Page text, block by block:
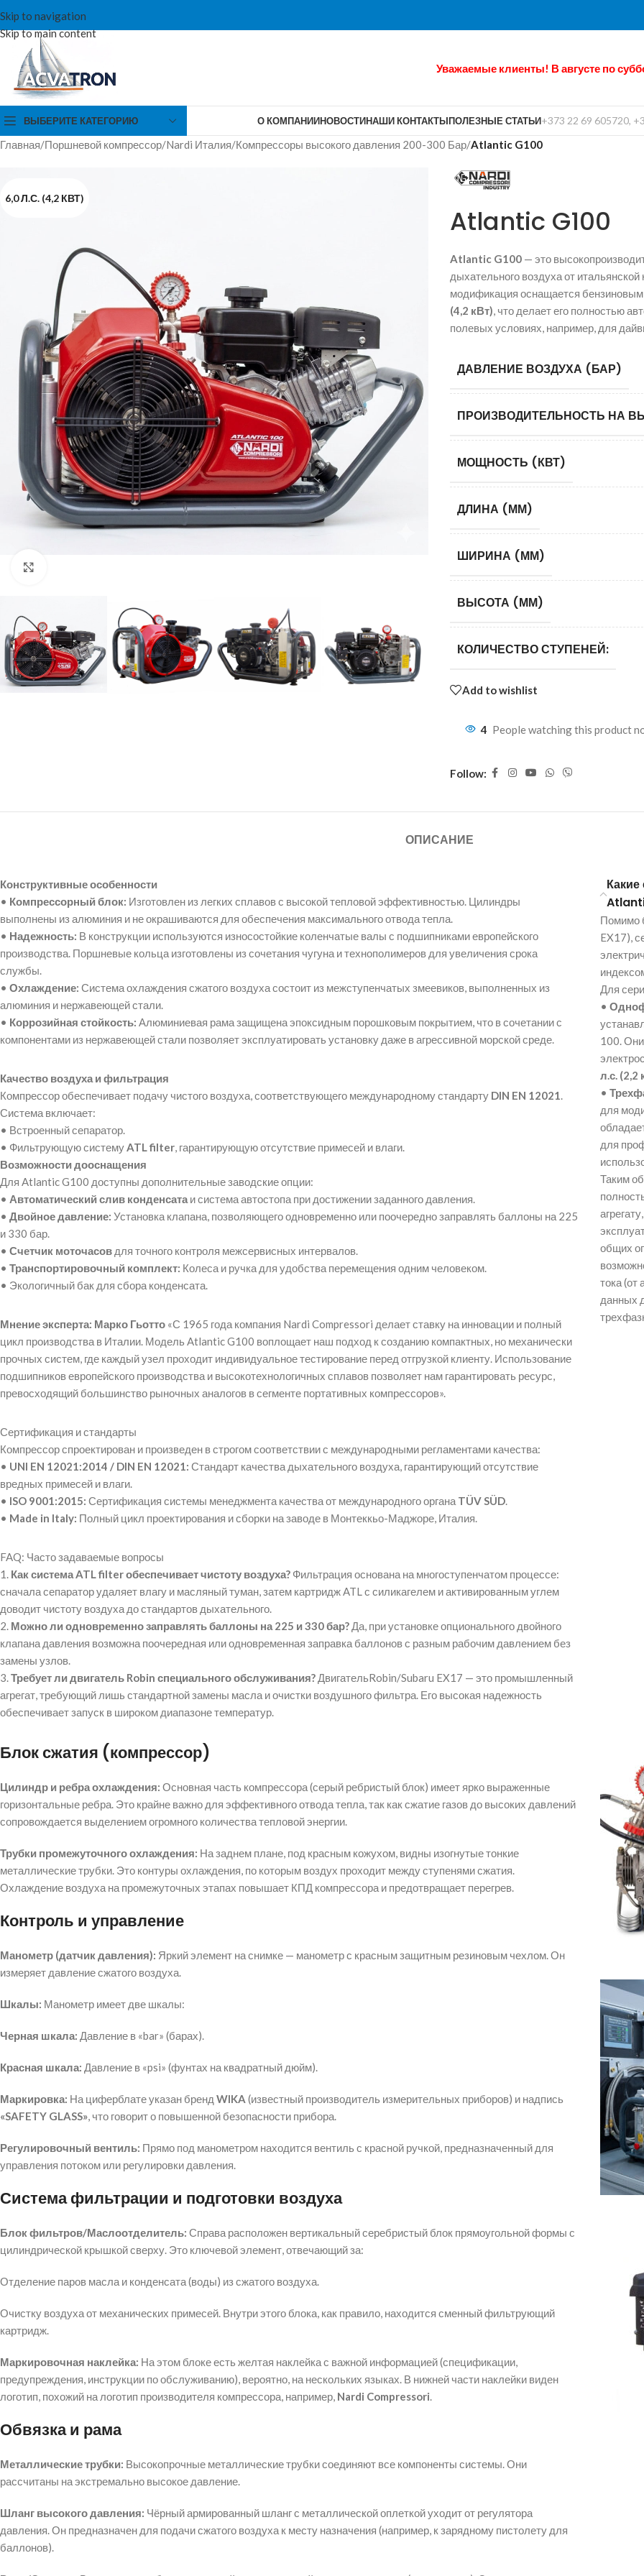
Skip to navigation
Skip to main content
Уважаемые клиенты! В августе по
ВЫБЕРИТЕ КАТЕГОРИЮ О КОМПАНИИНОВОСТИНАШИ КОНТАКТЫПОЛЕЗНЫЕ СТАТЬИ+373 22 69 605720,
Главная/Поршневой компрессор/Nardi Италия/Компрессоры высокого давления 200-300 Бар/Atlantic G100
6,0 Л.С. (4,2 КВТ)
Atlantic G100
Atlantic G100— это
дыхательного воздуха от
модификация оснащается
(4,2 кВт), что делает его полностью
полевых условиях, например, для
ДАВЛЕНИЕ ВОЗДУХА (БАР)
ПРОИЗВОДИТЕЛЬНОСТЬ НА
МОЩНОСТЬ (КВТ)
ДЛИНА (ММ)
ШИРИНА (ММ)
ВЫСОТА (ММ)
КОЛИЧЕСТВО СТУПЕНЕЙ:
Add to wishlist
4 People watching this product
Follow:
ОПИСАНИЕ
Конструктивные особенности
• Компрессорный блок: Изготовлен из легких сплавов с высокой тепловой эффективностью. Цилиндры
выполнены из алюминия и не окрашиваются для обеспечения максимального отвода тепла.
• Надежность: В конструкции используются износостойкие коленчатые валы с подшипниками европейского
производства. Поршневые кольца изготовлены из сочетания чугуна и технополимеров для увеличения срока
службы.
• Охлаждение: Система охлаждения сжатого воздуха состоит из межступенчатых змеевиков, выполненных из
алюминия и нержавеющей стали.
• Коррозийная стойкость: Алюминиевая рама защищена эпоксидным порошковым покрытием, что в сочетании с
компонентами из нержавеющей стали позволяет эксплуатировать установку даже в агрессивной морской среде.
Качество воздуха и фильтрация
Компрессор обеспечивает подачу чистого воздуха, соответствующего международному стандарту DIN EN 12021.
Система включает:
• Встроенный сепаратор.
• Фильтрующую системуATL filter, гарантирующую отсутствие примесей и влаги.
Возможности дооснащения
Для Atlantic G100 доступны дополнительные заводские опции:
• Автоматический слив конденсата и система автостопа при достижении заданного давления.
• Двойное давление: Установка клапана, позволяющего одновременно или поочередно заправлять баллоны на 225
и 330 бар.
• Счетчик моточасов для точного контроля межсервисных интервалов.
• Транспортировочный комплект: Колеса и ручка для удобства перемещения одним человеком.
• Экологичный бак для сбора конденсата.
Мнение эксперта: Марко Гьотто «С 1965 года компания Nardi Compressori делает ставку на инновации и полный
цикл производства в Италии. Модель Atlantic G100 воплощает наш подход к созданию компактных, но механически
прочных систем, где каждый узел проходит индивидуальное тестирование перед отгрузкой клиенту. Использование
подшипников европейского производства и высокотехнологичных сплавов позволяет нам гарантировать ресурс,
превосходящий большинство рыночных аналогов в сегменте портативных компрессоров».
Сертификация и стандарты
Компрессор спроектирован и произведен в строгом соответствии с международными регламентами качества:
• UNI EN 12021:2014 / DIN EN 12021: Стандарт качества дыхательного воздуха, гарантирующий отсутствие
вредных примесей и влаги.
• ISO 9001:2015: Сертификация системы менеджмента качества от международного органа TÜV SÜD.
• Made in Italy: Полный цикл проектирования и сборки на заводе в Монтеккьо-Маджоре, Италия.
FAQ: Часто задаваемые вопросы
1. Как система ATL filter обеспечивает чистоту воздуха? Фильтрация основана на многоступенчатом процессе:
сначала сепаратор удаляет влагу и масляный туман, затем картридж ATL с силикагелем и активированным углем
доводит чистоту воздуха до стандартов дыхательного.
2. Можно ли одновременно заправлять баллоны на 225 и 330 бар? Да, при установке опционального двойного
клапана давления возможна поочередная или одновременная заправка баллонов с разным рабочим давлением без
замены узлов.
3.Требует ли двигатель Robin специального обслуживания? ДвигательRobin/Subaru EX17 — это промышленный
агрегат, требующий лишь стандартной замены масла и очистки воздушного фильтра. Его высокая надежность
обеспечивает запуск в широком диапазоне температур.
Помимо
EX17),
Для
•
100.
л.с. (2,2
•
для
для
Таким
общих
тока (от
данных
Блок сжатия (компрессор)
Цилиндр и ребра охлаждения: Основная часть компрессора (серый ребристый блок) имеет ярко выраженные
горизонтальные ребра. Это крайне важно для эффективного отвода тепла, так как сжатие газов до высоких давлений
сопровождается выделением огромного количества тепловой энергии.
Трубки промежуточного охлаждения: На заднем плане, под красным кожухом, видны изогнутые тонкие
металлические трубки. Это контуры охлаждения, по которым воздух проходит между ступенями сжатия.
Охлаждение воздуха на промежуточных этапах повышает КПД компрессора и предотвращает перегрев.
Контроль и управление
Манометр (датчик давления): Яркий элемент на снимке — манометр с красным защитным резиновым чехлом. Он
измеряет давление сжатого воздуха.
Шкалы: Манометр имеет две шкалы:
Черная шкала: Давление в «bar» (барах).
Красная шкала: Давление в «psi» (фунтах на квадратный дюйм).
Маркировка: На циферблате указан бренд WIKA (известный производитель измерительных приборов) и надпись
«SAFETY GLASS», что говорит о повышенной безопасности прибора.
Регулировочный вентиль: Прямо под манометром находится вентиль с красной ручкой, предназначенный для
управления потоком или регулировки давления.
Система фильтрации и подготовки воздуха
Блок фильтров/Маслоотделитель: Справа расположен вертикальный серебристый блок прямоугольной формы с
цилиндрической крышкой сверху. Это ключевой элемент, отвечающий за:
Отделение паров масла и конденсата (воды) из сжатого воздуха.
Очистку воздуха от механических примесей. Внутри этого блока, как правило, находится сменный фильтрующий
картридж.
Маркировочная наклейка: На этом блоке есть желтая наклейка с важной информацией (спецификации,
предупреждения, инструкции по обслуживанию), вероятно, на нескольких языках. В нижней части наклейки виден
логотип, похожий на логотип производителя компрессора, например, Nardi Compressori.
Обвязка и рама
Металлические трубки: Высокопрочные металлические трубки соединяют все компоненты системы. Они
рассчитаны на экстремально высокое давление.
Шланг высокого давления: Чёрный армированный шланг с металлической оплеткой уходит от регулятора
давления. Он предназначен для подачи сжатого воздуха к месту назначения (например, к зарядному пистолету для
баллонов).